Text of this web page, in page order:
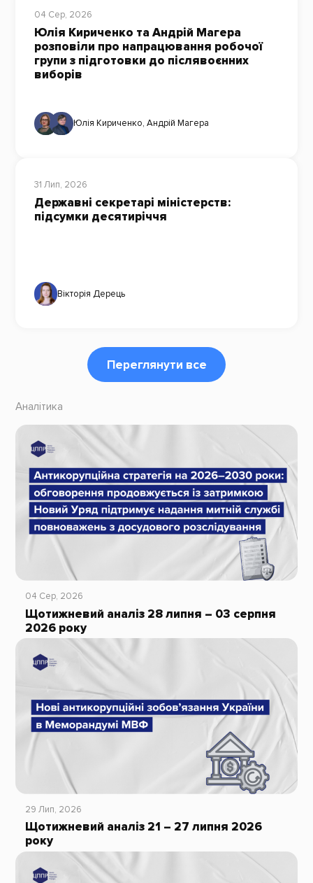
04 Сер, 2026
Юлія Кириченко та Андрій Магера
розповіли про напрацювання робочої
групи з підготовки до післявоєнних
виборів
Юлія Кириченко, Андрій Магера
31 Лип, 2026
Державні секретарі міністерств:
підсумки десятиріччя
Вікторія Дерець
Переглянути все
Аналітика
04 Сер, 2026
Щотижневий аналіз 28 липня – 03 серпня
2026 року
29 Лип, 2026
Щотижневий аналіз 21 – 27 липня 2026
року